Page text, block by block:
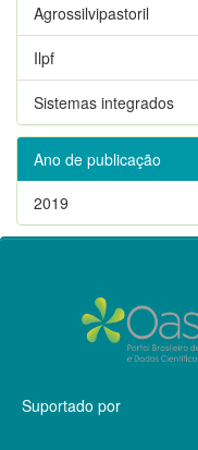
Agrossilvipastoril
Ilpf
Sistemas integrados
Ano de publicação
2019
Suportado por